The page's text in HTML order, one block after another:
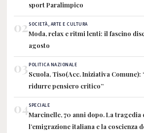
sport Paralimpico
02SOCIETÀ, ARTE E CULTURA
Moda, relax e ritmi lenti: il fascino
agosto
03POLITICA NAZIONALE
Scuola, Tiso(Acc. Iniziativa Comune):
ridurre pensiero critico”
04SPECIALE
Marcinelle, 70 anni dopo. La tragedia
l’emigrazione italiana e la coscienza